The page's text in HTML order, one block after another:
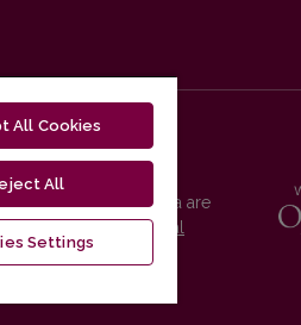
platform and metadata are
Commons International
All Cookies
All
Settings